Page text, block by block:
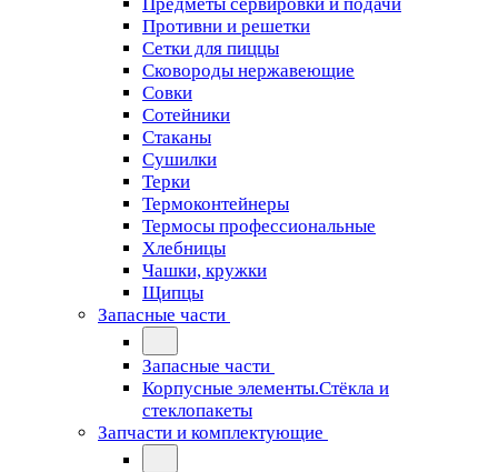
Противни и решетки
Сетки для пиццы
Сковороды нержавеющие
Совки
Сотейники
Стаканы
Сушилки
Терки
Термоконтейнеры
Термосы профессиональные
Хлебницы
Чашки, кружки
Щипцы
Запасные части
Запасные части
Корпусные элементы.Стёкла и
стеклопакеты
Запчасти и комплектующие